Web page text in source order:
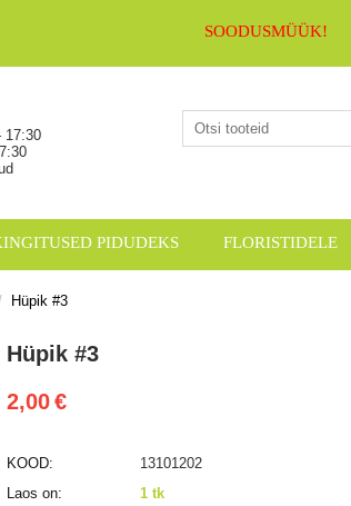
SOODUSMÜÜK!
17:30
PIDUDEKS FLORISTIDELE
Hüpik #3
Hüpik #3
2,00€
KOOD:
13101202
Laos on:
1 tk